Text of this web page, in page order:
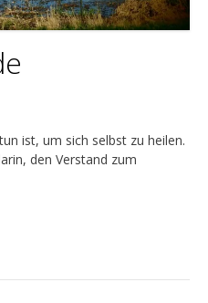
ist, um sich selbst zu heilen.
den Verstand zum